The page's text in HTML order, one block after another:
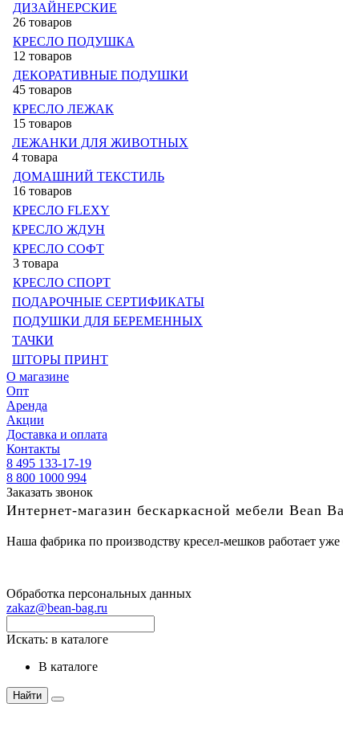
ДИЗАЙНЕРСКИЕ
26 товаров
КРЕСЛО ПОДУШКА
12 товаров
ДЕКОРАТИВНЫЕ ПОДУШКИ
45 товаров
КРЕСЛО ЛЕЖАК
15 товаров
ЛЕЖАНКИ ДЛЯ ЖИВОТНЫХ
4 товара
ДОМАШНИЙ ТЕКСТИЛЬ
16 товаров
КРЕСЛО FLEXY
КРЕСЛО ЖДУН
КРЕСЛО СОФТ
3 товара
КРЕСЛО СПОРТ
ПОДАРОЧНЫЕ СЕРТИФИКАТЫ
ПОДУШКИ ДЛЯ БЕРЕМЕННЫХ
ТАЧКИ
ШТОРЫ ПРИНТ
О магазине
Опт
Аренда
Акции
Доставка и оплата
Контакты
8 495 133-17-19
8 800 1000 994
Заказать звонок
Интернет-магазин бескаркасной мебели Bean
Наша фабрика по производству кресел-мешков работает
Обработка персональных данных
zakaz@bean-bag.ru
Искать: в каталоге
в каталоге
Найти